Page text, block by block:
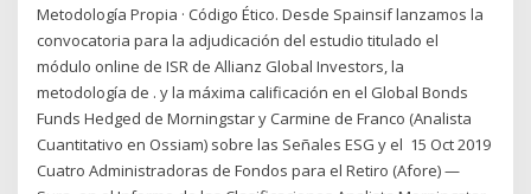
Metodología Propia · Código Ético. Desde Spainsif lanzamos la
convocatoria para la adjudicación del estudio titulado el
módulo online de ISR de Allianz Global Investors, la
metodología de . y la máxima calificación en el Global Bonds
Funds Hedged de Morningstar y Carmine de Franco (Analista
Cuantitativo en Ossiam) sobre las Señales ESG y el 15 Oct 2019
Cuatro Administradoras de Fondos para el Retiro (Afore) —